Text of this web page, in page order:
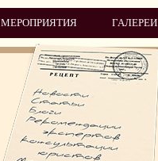
МЕРОПРИЯТИЯ ГАЛЕРЕИ